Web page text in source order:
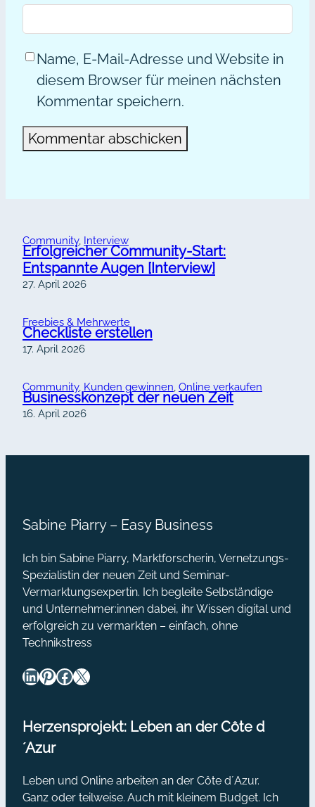
Name, E-Mail-Adresse und Website in
diesem Browser für meinen nächsten
Kommentar speichern.
Community, Interview
Erfolgreicher Community-Start:
Entspannte Augen [Interview]
27. April 2026
Freebies & Mehrwerte
Checkliste erstellen
17. April 2026
Community, Kunden gewinnen, Online verkaufen
Businesskonzept der neuen Zeit
16. April 2026
Sabine Piarry – Easy Business
Ich bin Sabine Piarry, Marktforscherin, Vernetzungs-
Spezialistin der neuen Zeit und Seminar-
Vermarktungsexpertin. Ich begleite Selbständige
und Unternehmer:innen dabei, ihr Wissen digital und
erfolgreich zu vermarkten – einfach, ohne
Technikstress
LinkedIn Pinterest Facebook X
Herzensprojekt: Leben an der Côte d
´Azur
Leben und Online arbeiten an der Côte d´Azur.
Ganz oder teilweise. Auch mit kleinem Budget. Ich